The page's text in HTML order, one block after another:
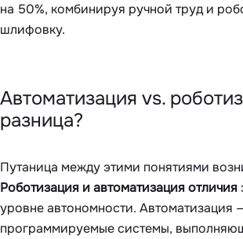
на 50%, комбинируя ручной труд и
шлифовку.
Автоматизация vs.
разница?
Путаница между этими понятиями
Роботизация и автоматизация отличия
уровне автономности. Автоматизация
программируемые системы,